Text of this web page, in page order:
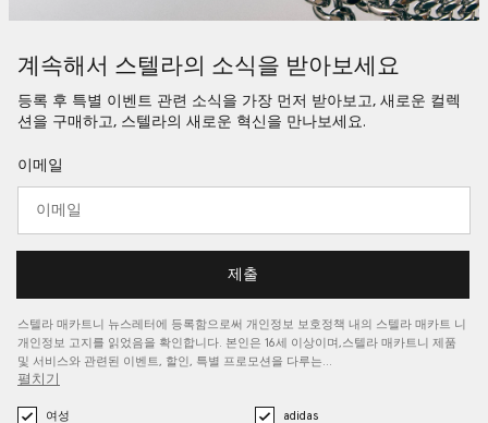
계속해서 스텔라의 소식을 받아보세요
등록 후 특별 이벤트 관련 소식을 가장 먼저 받아보고, 새로운 컬렉
션을 구매하고, 스텔라의 새로운 혁신을 만나보세요.
이메일
제출
스텔라 매카트니 뉴스레터에 등록함으로써 개인정보 보호정책 내의 스텔라 매카트 니
개인정보 고지를 읽었음을 확인합니다. 본인은 16세 이상이며,스텔라 매카트니 제품
및 서비스와 관련된 이벤트, 할인, 특별 프로모션을 다루는…
펼치기
여성
adidas